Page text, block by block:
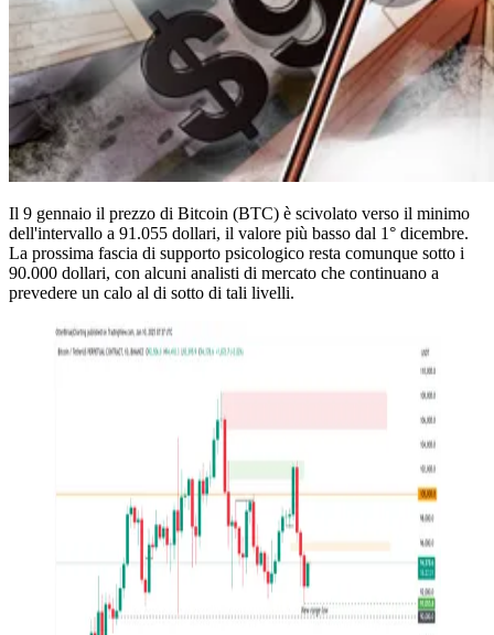
Il 9 gennaio il prezzo di Bitcoin (BTC) è scivolato verso il minimo
dell'intervallo a 91.055 dollari, il valore più basso dal 1° dicembre.
La prossima fascia di supporto psicologico resta comunque sotto i
90.000 dollari, con alcuni analisti di mercato che continuano a
prevedere un calo al di sotto di tali livelli.